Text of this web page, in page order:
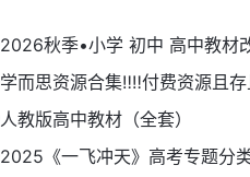
2026秋季•小学 初中 高中教材
学而思资源合集‼‼付费资源且
人教版高中教材（全套）
2025《一飞冲天》高考专题分